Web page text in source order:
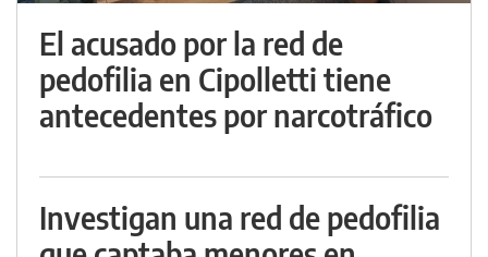
El acusado por la red de
pedofilia en Cipolletti tiene
antecedentes por narcotráfico
Investigan una red de pedofilia